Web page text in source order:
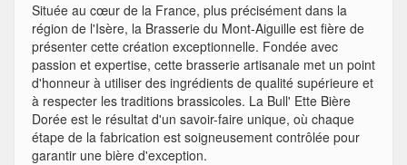
Située au cœur de la France, plus précisément dans la
région de l'Isère, la Brasserie du Mont-Aiguille est fière de
présenter cette création exceptionnelle. Fondée avec
passion et expertise, cette brasserie artisanale met un point
d'honneur à utiliser des ingrédients de qualité supérieure et
à respecter les traditions brassicoles. La Bull' Ette Bière
Dorée est le résultat d'un savoir-faire unique, où chaque
étape de la fabrication est soigneusement contrôlée pour
garantir une bière d'exception.